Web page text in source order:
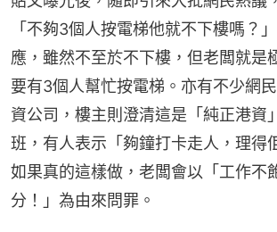
「不夠3個人按電梯他就不下樓嗎？
應，雖然不至於不下樓，但老闆就是
要有3個人幫忙按電梯。亦有不少網
資公司，樓主則澄清這是「純正港資
班，有人表示「夠鐘打卡走人，理得
如果真的這樣做，老闆會以「工作不
分！」為由來問罪。